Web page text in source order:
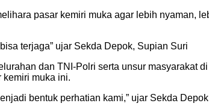
pasar kemiri muka agar lebih nyaman,
terjaga” ujar Sekda Depok, Supian Suri
dan TNI-Polri serta unsur masyarakat
kemiri muka ini.
bentuk perhatian kami,” ujar Sekda